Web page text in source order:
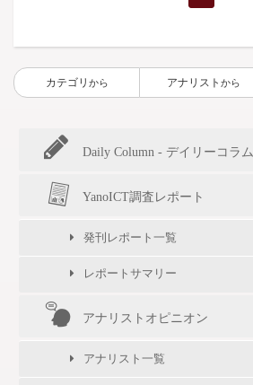
カテゴリ から アナリスト から
Daily Column - デイリーコラム
YanoICT調査レポート
発刊レポート一覧
レポートサマリー
アナリストオピニオン
アナリスト一覧